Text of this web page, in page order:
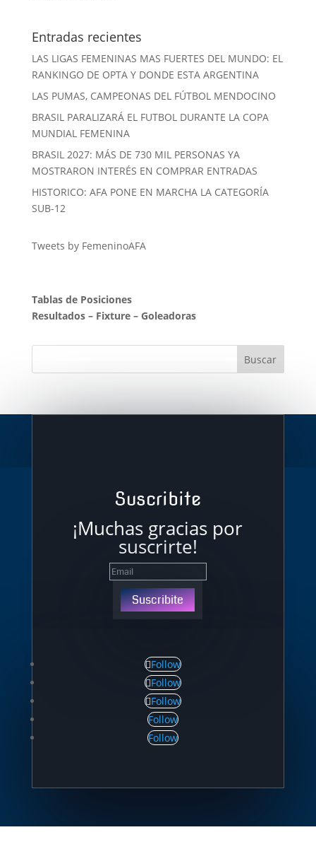
Entradas recientes
LAS LIGAS FEMENINAS MAS FUERTES DEL MUNDO: EL
RANKINGO DE OPTA Y DONDE ESTA ARGENTINA
LAS PUMAS, CAMPEONAS DEL FÚTBOL MENDOCINO
BRASIL PARALIZARÁ EL FUTBOL DURANTE LA COPA
MUNDIAL FEMENINA
BRASIL 2027: MÁS DE 730 MIL PERSONAS YA
MOSTRARON INTERÉS EN COMPRAR ENTRADAS
HISTORICO: AFA PONE EN MARCHA LA CATEGORÍA
SUB-12
Tweets by FemeninoAFA
Tablas de Posiciones
Resultados– Fixture– Goleadoras
Suscribite
¡Muchas gracias por
suscrirte!
Suscribite
Follow
Follow
Follow
Follow
Follow